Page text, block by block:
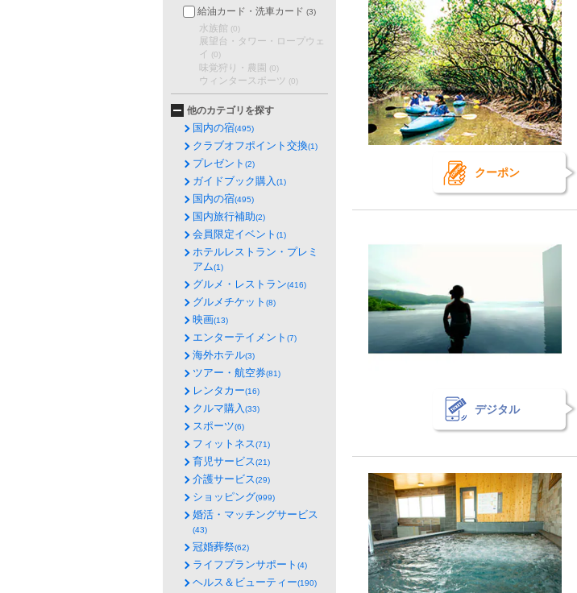
クーポン
デジタル
給油カード・洗車カード (3)
水族館 (0)
展望台・タワー・ロープウェ
イ
(0)
味覚狩り・農園 (0)
ウィンタースポーツ (0)
他のカテゴリを探す
国内の宿(495)
クラブオフポイント交換(1)
プレゼント (2)
ガイドブック購入(1)
国内の宿(495)
国内旅行補助(2)
会員限定イベント (1)
ホテルレストラン・プレミ
アム(1)
グルメ・レストラン(416)
グルメチケット (8)
映画(13)
エンターテイメント (7)
海外ホテル(3)
ツアー・航空券(81)
レンタカー(16)
クルマ購入(33)
スポーツ(6)
フィットネス(71)
育児サービス(21)
介護サービス(29)
ショッピング(999)
婚活・マッチングサービス
(43)
冠婚葬祭(62)
ライフプランサポート (4)
ヘルス＆ビューティー(190)